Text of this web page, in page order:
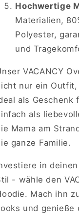
Hochwertige
Materialien,
Polyester,
und
VACANCY
nur ein
als Geschenk
als
Mama am
ganze Familie.
in
- wähle den
Mach ihn
und genieße